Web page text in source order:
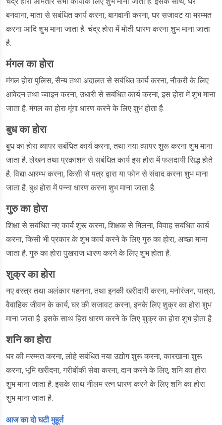
बनवाना, माता से सबंधित कार्य करना, बागवानी करना, घर सजावट या मरम्मत
करना आदि शुभ माना जाता है. चंद्र होरा में मोती धारण करना शुभ माना जाता
है.
मंगल का होरा
मंगल होरा पुलिस, सैन्य तथा अदालत से सबंधित कार्य करना, नौकरी के लिए
आवेदन तथा ज्वाइन करना, उधारी से सबंधित कार्य करना, इस होरा में शुभ माना
जाता है. मंगल का होरा मूंगा धारण करने के लिए शुभ होता है.
बुध का होरा
बुध का होरा व्यापर सबंधित कार्य करना, तथा नया व्यापर शुरू करना शुभ माना
जाता है. लेखन तथा प्रकाशन से सबंधित कार्य इस होरा में फलदायी सिद्ध होते
है. विद्या आरम्भ करना, किसी से पत्र द्वारा या फोन से संवाद करना शुभ माना
जाता है. बुध होरा में पन्ना धारण करना शुभ माना जाता है.
गुरु का होरा
शिक्षा से सबंधित नए कार्य शुरू करना, शिक्षक से मिलना, विवाह सबंधित कार्य
करना, किसी भी प्रकार के शुभ कार्य करने के लिए गुरु का होरा, अच्छा माना
जाता है. गुरु का होरा पुखराज धारण करने के लिए शुभ होता है.
शुक्र का होरा
नए वस्त्र तथा अलंकार पहनना, तथा इनकी खरीदारी करना, मनोरंजन, यात्रा,
वैवाहिक जीवन के कार्य, घर की सजावट करना, इनके लिए शुक्र का होरा शुभ
माना जाता है. इसके साथ हिरा धारण करने के लिए शुक्र का होरा शुभ होता है.
शनि का होरा
घर की मरम्मत करना, लोहे सबंधित नया उद्योग शुरू करना, कारखाना शुरू
करना, भूमि खरीदना, गरीबोंकी सेवा करना, दान करने के लिए, शनि का होरा
शुभ माना जाता है. इसके साथ नीलम रत्न धारण करने के लिए शनि का होरा
शुभ माना जाता है.
आज का दो घटी मुहूर्त